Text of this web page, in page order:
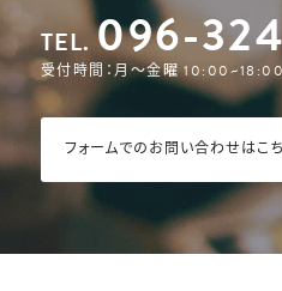
TEL.096-
フォームでのお問い合わせはこ